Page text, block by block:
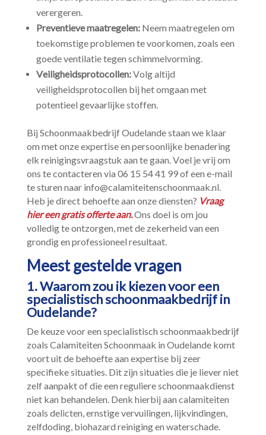
verergeren.​
Preventieve maatregelen:Neem maatregelen om
toekomstige problemen te voorkomen, zoals een
goede ventilatie tegen schimmelvorming.​
Veiligheidsprotocollen:Volg altijd
veiligheidsprotocollen bij het omgaan met
potentieel gevaarlijke stoffen.​
Bij Schoonmaakbedrijf Oudelande staan we klaar
om met onze expertise en persoonlijke benadering
elk reinigingsvraagstuk aan te gaan.​ Voel je vrij om
ons te contacteren via 06 15 54 41 99 of een e-mail
te sturen naar info@calamiteitenschoonmaak.​nl.​
Heb je direct behoefte aan onze diensten? Vraag
hier een gratis offerte aan.​Ons doel is om jou
volledig te ontzorgen, met de zekerheid van een
grondig en professioneel resultaat.​
Meest gestelde vragen
1.​ Waarom zou ik kiezen voor een
specialistisch schoonmaakbedrijf in
Oudelande?
De keuze voor een specialistisch schoonmaakbedrijf
zoals Calamiteiten Schoonmaak in Oudelande komt
voort uit de behoefte aan expertise bij zeer
specifieke situaties.​ Dit zijn situaties die je liever niet
zelf aanpakt of die een reguliere schoonmaakdienst
niet kan behandelen.​ Denk hierbij aan calamiteiten
zoals delicten, ernstige vervuilingen, lijkvindingen,
zelfdoding, biohazard reiniging en waterschade.​